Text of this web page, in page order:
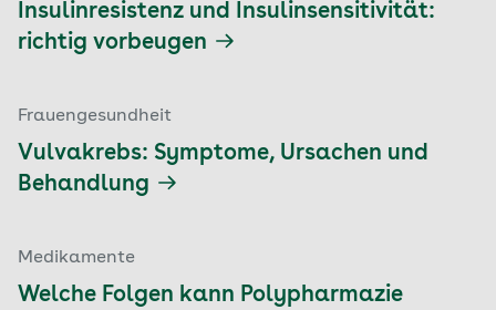
Insulinresistenz und Insulinsensitivität:
richtig vorbeugen
Frauengesundheit
Vulvakrebs: Symptome, Ursachen und
Behandlung
Medikamente
Welche Folgen kann Polypharmazie